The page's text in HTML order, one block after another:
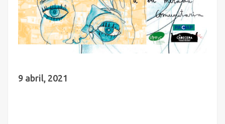
9 abril, 2021